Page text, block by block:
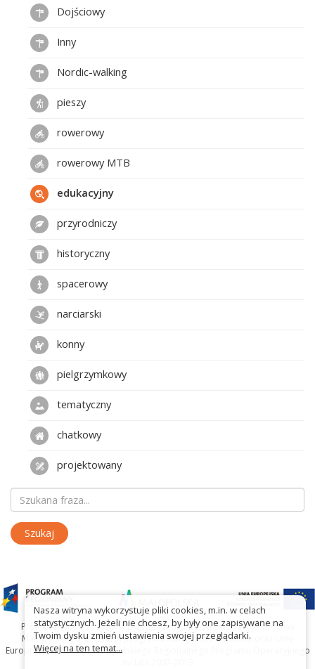
Dojściowy
Inny
Nordic-walking
pieszy
rowerowy
rowerowy MTB
edukacyjny
przyrodniczy
historyczny
spacerowy
narciarski
konny
pielgrzymkowy
tematyczny
chatkowy
projektowany
Projekt współfinansowany przez Urząd Marszałkowski Województwa
Małopolskiego w ramach programu Małopolska Gościnna oraz Unię
Europejską w ramach Małopolskiego Regionalnego Programu Operacyjnego
Nasza witryna wykorzystuje pliki cookies, m.in. w celach
statystycznych. Jeżeli nie chcesz, by były one zapisywane na
Twoim dysku zmień ustawienia swojej przeglądarki.
Więcej na ten temat...